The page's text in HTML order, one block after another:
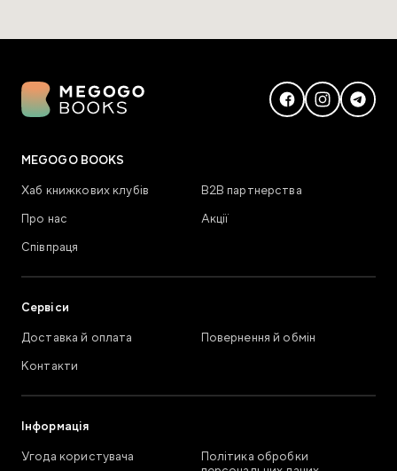
MEGOGO BOOKS
Хаб книжкових клубів
В2В партнерства
Про нас
Акції
Співпраця
Сервіси
Доставка й оплата
Повернення й обмін
Контакти
Інформація
Угода користувача
Політика обробки